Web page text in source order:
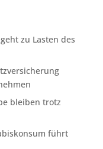
zu Lasten des
bleiben trotz
führt